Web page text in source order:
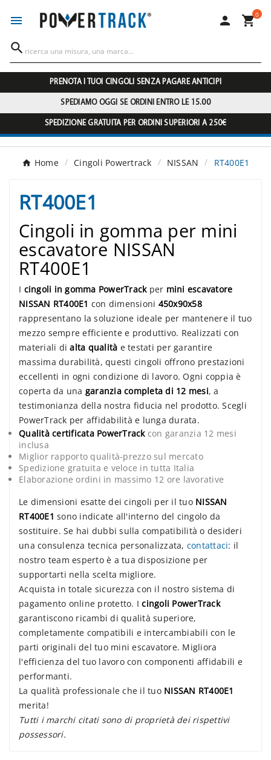
  0

PRENOTA I TUOI CINGOLI SENZA PAGARE ANTICIPI
SPEDIAMO OGGI SE ORDINI ENTRO LE 15.00
SPEDIZIONE GRATUITA PER ORDINI SUPERIORI A 250€
Home Cingoli Powertrack NISSAN RT400E1
RT400E1
Cingoli in gomma per mini
escavatore NISSAN
RT400E1
I cingoli in gomma PowerTrackper mini escavatore
NISSAN RT400E1 con dimensioni 450x90x58
rappresentano la soluzione ideale per mantenere il tuo
mezzo sempre efficiente e produttivo. Realizzati con
materiali dialta qualità e testati per garantire
massima durabilità, questi cingoli offrono prestazioni
eccellenti in ogni condizione di lavoro. Ogni coppia è
coperta da una garanzia completa di 12 mesi, a
testimonianza della nostra fiducia nel prodotto. Scegli
PowerTrack per affidabilità e lunga durata.
Qualità certificata PowerTrackcon garanzia 12 mesi
inclusa
Miglior rapporto qualità-prezzo sul mercato
Spedizione gratuita e veloce in tutta Italia
Elaborazione ordini in massimo 12 ore lavorative
Le dimensioni esatte dei cingoli per il tuo NISSAN
RT400E1 sono indicate all'interno del cingolo da
sostituire. Se hai dubbi sulla compatibilità o desideri
una consulenza tecnica personalizzata, contattaci: il
nostro team esperto è a tua disposizione per
supportarti nella scelta migliore.
Acquista in totale sicurezza con il nostro sistema di
pagamento online protetto. Icingoli PowerTrack
garantiscono ricambi di qualità superiore,
completamente compatibili e intercambiabili con le
parti originali del tuo mini escavatore. Migliora
l'efficienza del tuo lavoro con componenti affidabili e
performanti.
La qualità professionale che il tuo NISSAN RT400E1
merita!
Tutti i marchi citati sono di proprietà dei rispettivi
possessori.